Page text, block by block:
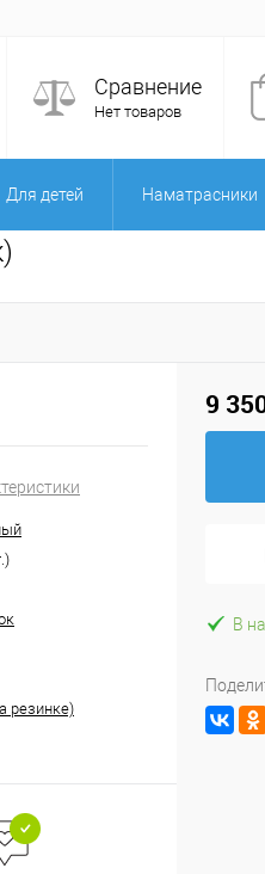
Сравнение
Нет товаров
Для детей Наматрасники
резинке)
9
В